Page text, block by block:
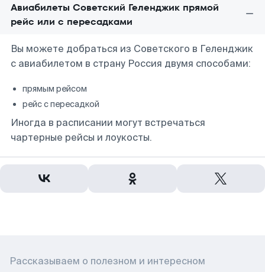
Авиабилеты Советский Геленджик прямой
рейс или с пересадками
Вы можете добраться из Советского в Геленджик
с авиабилетом в страну Россия двумя способами:
прямым рейсом
рейс с пересадкой
Иногда в расписании могут встречаться
чартерные рейсы и лоукосты.
Рассказываем о полезном и интересном